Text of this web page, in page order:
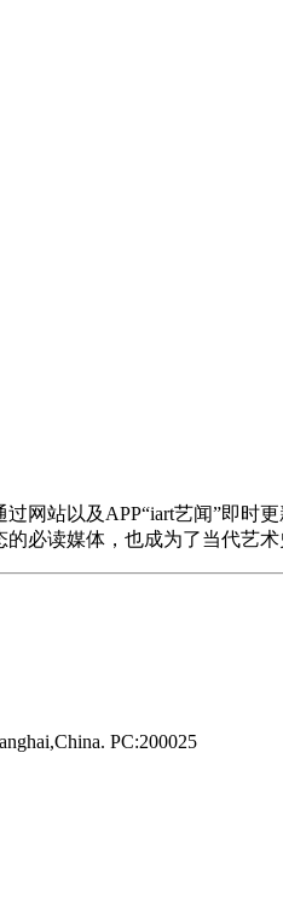
网站以及APP“iart艺闻”即时
必读媒体，也成为了当代艺术
PC:200025